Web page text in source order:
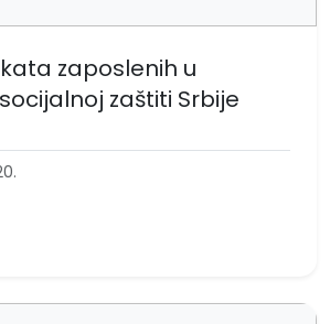
zaposlenih u
zaštiti Srbije